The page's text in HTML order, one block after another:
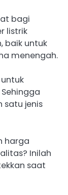
bagi
listrik
baik untuk
menengah.
satu jenis
harga
Inilah
saat